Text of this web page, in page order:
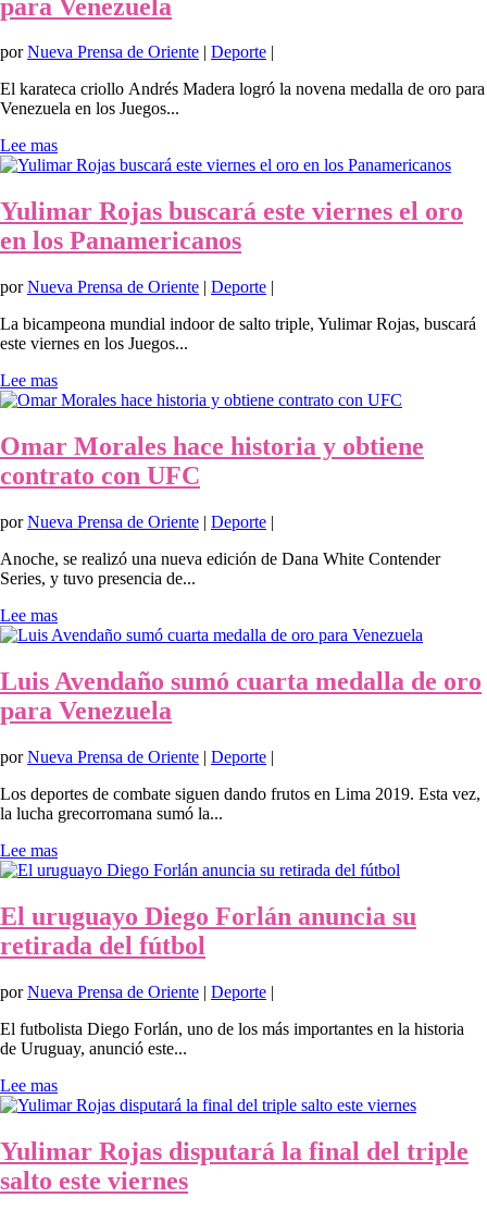
para Venezuela
porNueva Prensa de Oriente | Deporte |
El karateca criollo Andrés Madera logró la novena medalla de oro para
Venezuela en los Juegos...
Lee mas
Yulimar Rojas buscará este viernes el oro
en los Panamericanos
porNueva Prensa de Oriente | Deporte |
La bicampeona mundial indoor de salto triple, Yulimar Rojas, buscará
este viernes en los Juegos...
Lee mas
Omar Morales hace historia y obtiene
contrato con UFC
porNueva Prensa de Oriente | Deporte |
Anoche, se realizó una nueva edición de Dana White Contender
Series, y tuvo presencia de...
Lee mas
Luis Avendaño sumó cuarta medalla de oro
para Venezuela
porNueva Prensa de Oriente | Deporte |
Los deportes de combate siguen dando frutos en Lima 2019. Esta vez,
la lucha grecorromana sumó la...
Lee mas
El uruguayo Diego Forlán anuncia su
retirada del fútbol
porNueva Prensa de Oriente | Deporte |
El futbolista Diego Forlán, uno de los más importantes en la historia
de Uruguay, anunció este...
Lee mas
Yulimar Rojas disputará la final del triple
salto este viernes